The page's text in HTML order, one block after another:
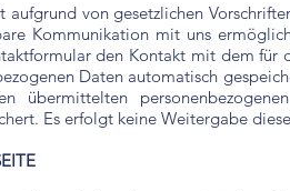
von gesetzlichen
Kommunikation mit uns
den Kontakt mit dem
Daten automatisch
übermittelten
Es erfolgt keine Weitergabe